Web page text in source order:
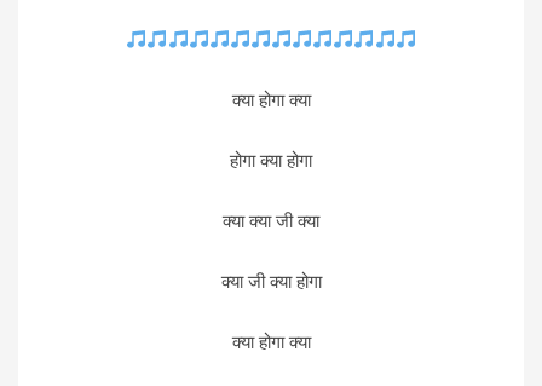
क्या होगा क्या
होगा क्या होगा
क्या क्या जी क्या
क्या जी क्या होगा
क्या होगा क्या